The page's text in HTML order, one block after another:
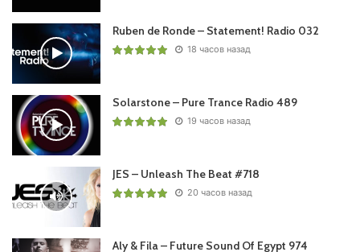
Ruben de Ronde – Statement! Radio 032
18 часов назад
Solarstone – Pure Trance Radio 489
19 часов назад
JES – Unleash The Beat #718
20 часов назад
Aly & Fila – Future Sound Of Egypt 974